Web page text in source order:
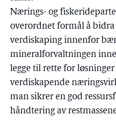
Nærings- og
overordnet formål å
verdiskaping innenfor
mineralforvaltningen
legge til rette for
verdiskapende
man sikrer en god
håndtering av